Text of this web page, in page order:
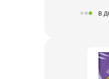
в